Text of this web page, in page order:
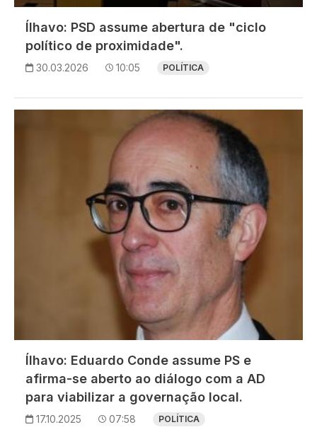
Ílhavo: PSD assume abertura de "ciclo
político de proximidade".
30.03.2026 10:05 POLÍTICA
Ílhavo: Eduardo Conde assume PS e
afirma-se aberto ao diálogo com a AD
para viabilizar a governação local.
17.10.2025 07:58 POLÍTICA